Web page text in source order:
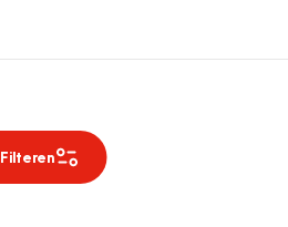
Filteren